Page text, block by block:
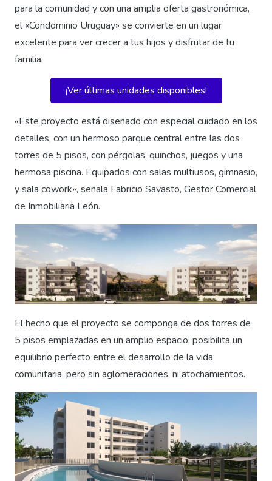
para la comunidad y con una amplia oferta gastronómica,
el «Condominio Uruguay» se convierte en un lugar
excelente para ver crecer a tus hijos y disfrutar de tu
familia.
¡Ver últimas unidades disponibles!
«Este proyecto está diseñado con especial cuidado en los
detalles, con un hermoso parque central entre las dos
torres de 5 pisos, con pérgolas, quinchos, juegos y una
hermosa piscina. Equipados con salas multiusos, gimnasio,
y sala cowork», señala Fabricio Savasto, Gestor Comercial
de Inmobiliaria León.
El hecho que el proyecto se componga de dos torres de
5 pisos emplazadas en un amplio espacio, posibilita un
equilibrio perfecto entre el desarrollo de la vida
comunitaria, pero sin aglomeraciones, ni atochamientos.